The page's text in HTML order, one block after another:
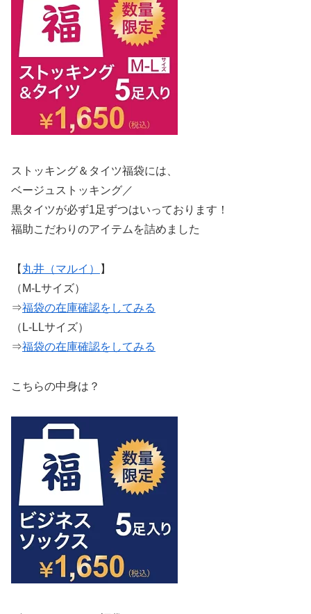
ストッキング＆タイツ福袋には、
ベージュストッキング／
黒タイツが必ず1足ずつはいっております！
福助こだわりのアイテムを詰めました
【 丸井（マルイ）
】
（M-Lサイズ）
⇒福袋の在庫確認をしてみる
（L-LLサイズ）
⇒福袋の在庫確認をしてみる
こちらの中身は？